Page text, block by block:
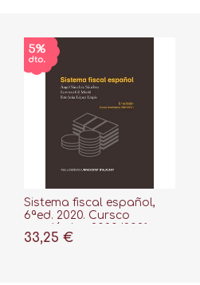
Sistema fiscal español,
6ªed. 2020. Cursco
33,25 €